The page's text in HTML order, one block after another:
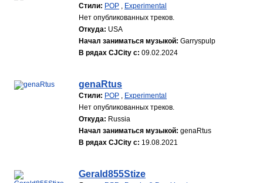
Стили: POP , Experimental
Нет опубликованных треков.
Откуда: USA
Начал заниматься музыкой: Garryspulp
В рядах CJCity с: 09.02.2024
genaRtus
Стили: POP , Experimental
Нет опубликованных треков.
Откуда: Russia
Начал заниматься музыкой: genaRtus
В рядах CJCity с: 19.08.2021
Gerald855Stize